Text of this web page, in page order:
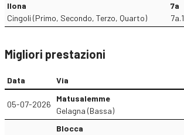
Ilona
Cingoli (Primo, Secondo, Terzo, Quarto)
7a
7a.1
Migliori prestazioni
Data Via
05-07-2026
Matusalemme
Gelagna (Bassa)
Blocca